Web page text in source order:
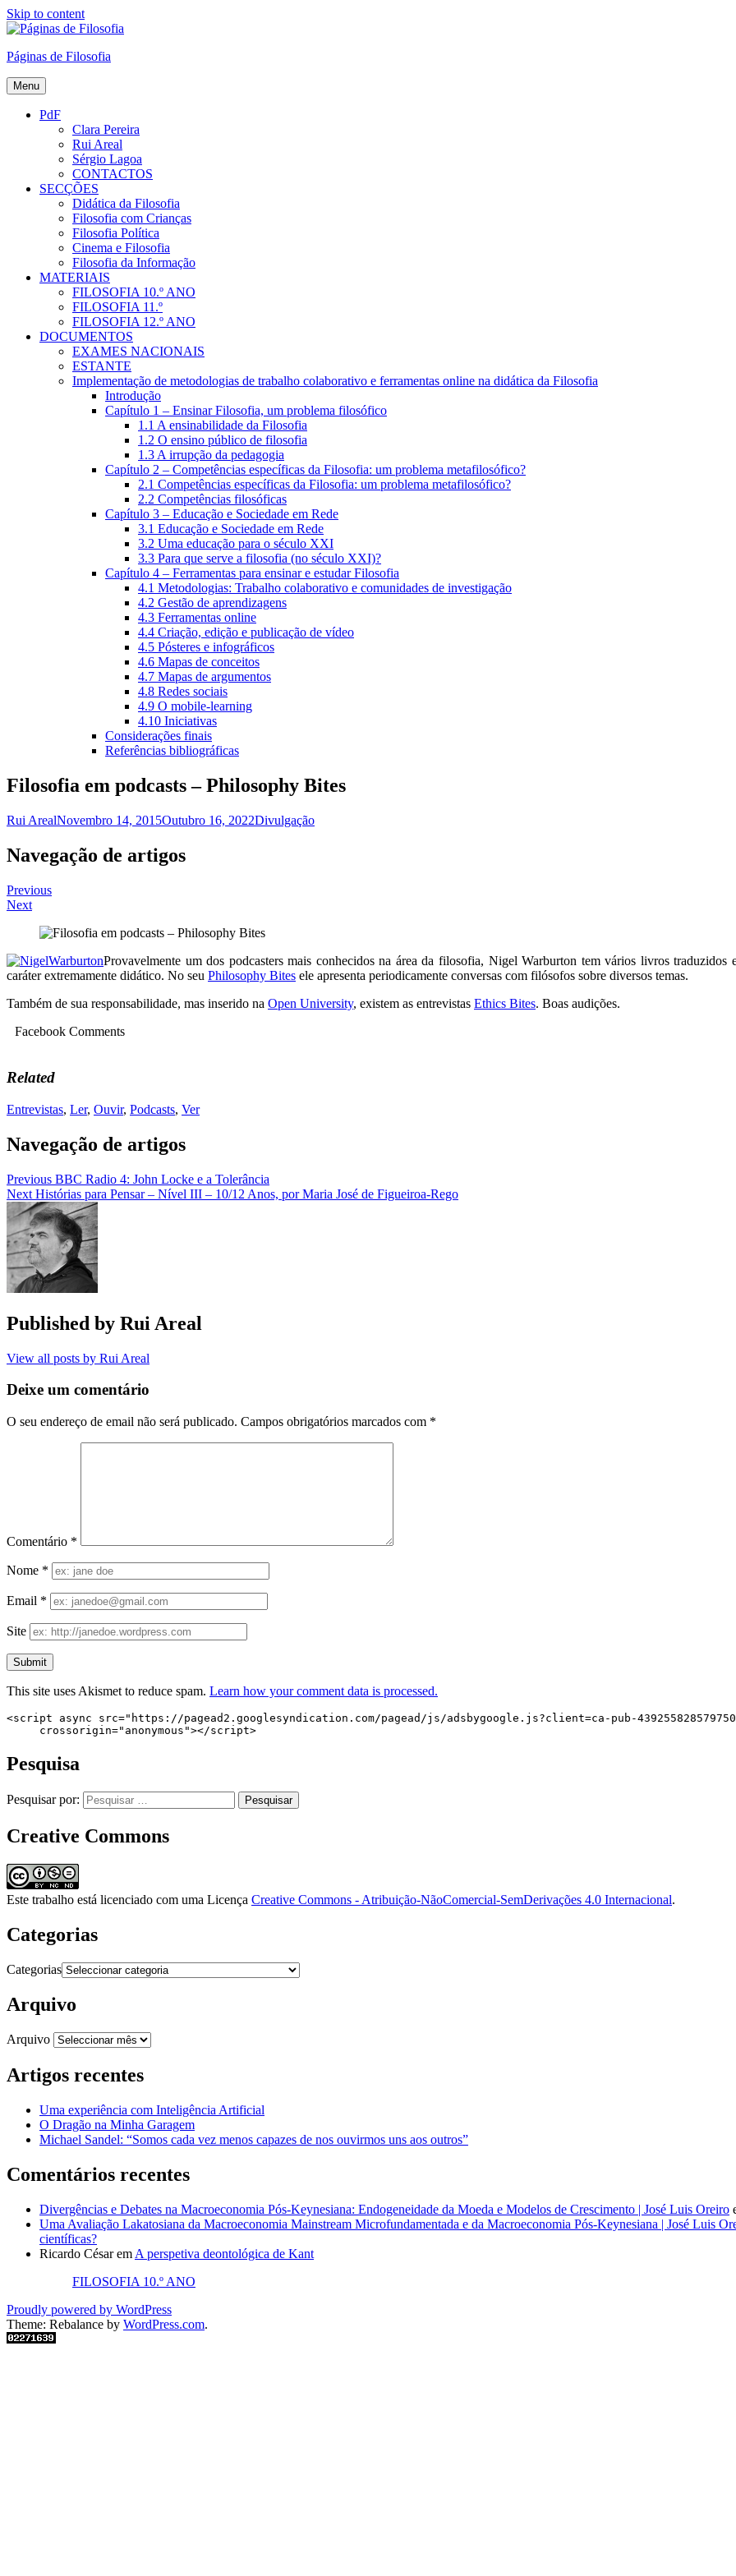
Skip to content
Páginas de Filosofia
Menu
PdF
Clara Pereira
Rui Areal
Sérgio Lagoa
CONTACTOS
SECÇÕES
Didática da Filosofia
Filosofia com Crianças
Filosofia Política
Cinema e Filosofia
Filosofia da Informação
MATERIAIS
FILOSOFIA 10.º ANO
FILOSOFIA 11.º
FILOSOFIA 12.º ANO
DOCUMENTOS
EXAMES NACIONAIS
ESTANTE
Implementação de metodologias de trabalho colaborativo e ferramentas online na didática da Filosofia
Introdução
Capítulo 1 – Ensinar Filosofia, um problema filosófico
1.1 A ensinabilidade da Filosofia
1.2 O ensino público de filosofia
1.3 A irrupção da pedagogia
Capítulo 2 – Competências específicas da Filosofia: um problema metafilosófico?
2.1 Competências específicas da Filosofia: um problema metafilosófico?
2.2 Competências filosóficas
Capítulo 3 – Educação e Sociedade em Rede
3.1 Educação e Sociedade em Rede
3.2 Uma educação para o século XXI
3.3 Para que serve a filosofia (no século XXI)?
Capítulo 4 – Ferramentas para ensinar e estudar Filosofia
4.1 Metodologias: Trabalho colaborativo e comunidades de investigação
4.2 Gestão de aprendizagens
4.3 Ferramentas online
4.4 Criação, edição e publicação de vídeo
4.5 Pósteres e infográficos
4.6 Mapas de conceitos
4.7 Mapas de argumentos
4.8 Redes sociais
4.9 O mobile-learning
4.10 Iniciativas
Considerações finais
Referências bibliográficas
Filosofia em podcasts – Philosophy Bites
Rui ArealNovembro 14, 2015Outubro 16, 2022Divulgação
Navegação de artigos
Previous
Next
Provavelmente um dos podcasters mais conhecidos na área da filosofia, Nigel Warburton tem vários livros
caráter extremamente didático. No seu Philosophy Bites ele apresenta periodicamente conversas com filósofos sobre diversos temas.
Também de sua responsabilidade, mas inserido na Open University, existem as entrevistas Ethics Bites. Boas audições.
Facebook Comments
Related
Entrevistas, Ler, Ouvir, Podcasts, Ver
Navegação de artigos
Previous BBC Radio 4: John Locke e a Tolerância
Next Histórias para Pensar – Nível III – 10/12 Anos, por Maria José de Figueiroa-Rego
Published by Rui Areal
View all posts by Rui Areal
Deixe um comentário
O seu endereço de email não será publicado. Campos obrigatórios marcados com *
Comentário *
Nome *
Email *
Site
This site uses Akismet to reduce spam. Learn how your comment data is processed.
<script async src="https://pagead2.googlesyndication.com/pagead/js/adsbygoogle.js?client=ca-pub-
     crossorigin="anonymous"></script>
Pesquisa
Pesquisar por:
Creative Commons
Este trabalho está licenciado com uma Licença Creative Commons - Atribuição-NãoComercial-SemDerivações 4.0 Internacional.
Categorias
Categorias
Arquivo
Arquivo
Artigos recentes
Uma experiência com Inteligência Artificial
O Dragão na Minha Garagem
Michael Sandel: “Somos cada vez menos capazes de nos ouvirmos uns aos outros”
Comentários recentes
Divergências e Debates na Macroeconomia Pós-Keynesiana: Endogeneidade da Moeda e Modelos de Crescimento | José Luis Oreiro
Uma Avaliação Lakatosiana da Macroeconomia Mainstream Microfundamentada e da Macroeconomia Pós-Keynesiana | José Luis
científicas?
Ricardo Césarem A perspetiva deontológica de Kant
FILOSOFIA 10.º ANO
Proudly powered by WordPress
Theme: Rebalance by WordPress.com.